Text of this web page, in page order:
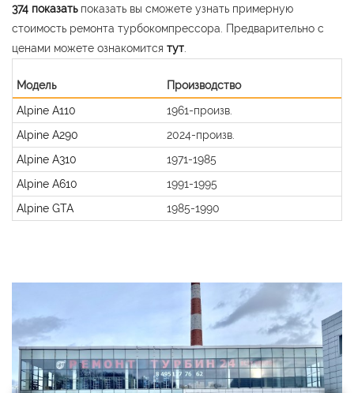
374 показать показать вы сможете узнать примерную
стоимость ремонта турбокомпрессора. Предварительно с
ценами можете ознакомится тут
Модель
Производство
Alpine A110
1961-произв.
Alpine A290
2024-произв.
Alpine A310
1971-1985
Alpine A610
1991-1995
Alpine GTA
1985-1990